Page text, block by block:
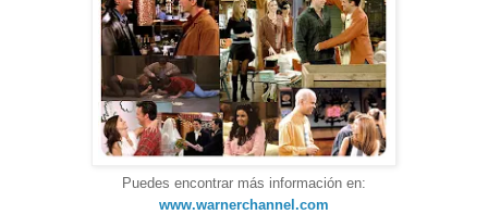
Puedes encontrar más información en:
www.warnerchannel.com